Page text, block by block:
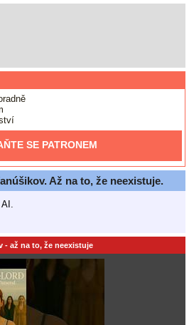
SE PATRONEM
Až na to, že neexistuje.
- až na to, že neexistuje